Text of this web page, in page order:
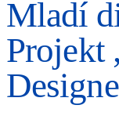
Mladí
Projekt